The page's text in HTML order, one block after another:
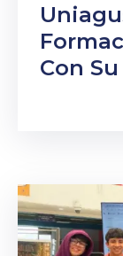
Con